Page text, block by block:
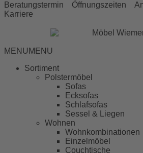
Beratungstermin Öffnungszeiten
Karriere
MENUMENU
Sortiment
Polstermöbel
Sofas
Ecksofas
Schlafsofas
Sessel & Liegen
Wohnen
Wohnkombinationen
Einzelmöbel
Couchtische